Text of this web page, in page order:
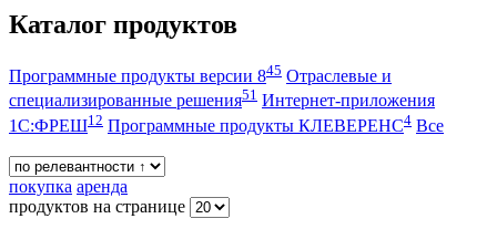
Каталог продуктов
Программные продукты версии 845 Отраслевые и
специализированные решения51 Интернет-приложения
1С:ФРЕШ12 Программные продукты КЛЕВЕРЕНС4 Все
покупка аренда
продуктов на странице